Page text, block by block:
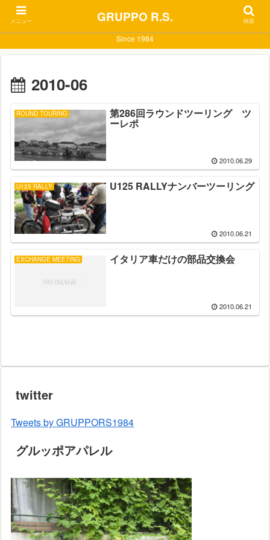
Since 1984
2010-06
ROUND TOURING 第286回ラウンドツーリング ツ
ーレポ
2010.06.29
U125 RALLY U125 RALLYナンバーツーリング
2010.06.21
EXCHANGE MEETING イタリア車だけの部品交換会
2010.06.21
twitter
Tweets by GRUPPORS1984
グルッポアパレル
メニュー GRUPPO R.S. 検索